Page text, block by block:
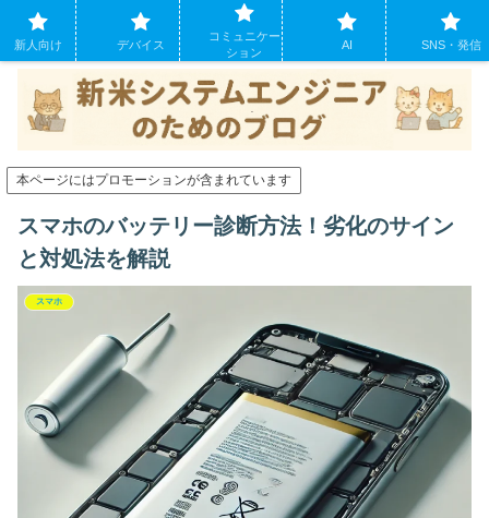
システムエンジニアになったばかりの方のために。現場でよくあるパソコンの
トラブルも
本ページにはプロモーションが含まれています
スマホのバッテリー診断方法！劣化のサイン
と対処法を解説
スマホ
新人向け デバイス
コミュニケー
ション
AI SNS・発信